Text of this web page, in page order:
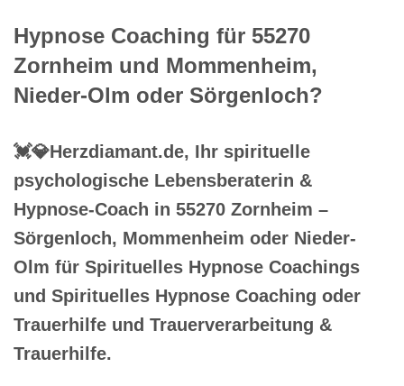
Hypnose Coaching für 55270
Zornheim und Mommenheim,
Nieder-Olm oder Sörgenloch?
💓️💎Herzdiamant.de, Ihr spirituelle
psychologische Lebensberaterin &
Hypnose-Coach in 55270 Zornheim –
Sörgenloch, Mommenheim oder Nieder-
Olm für Spirituelles Hypnose Coachings
und Spirituelles Hypnose Coaching oder
Trauerhilfe und Trauerverarbeitung &
Trauerhilfe.